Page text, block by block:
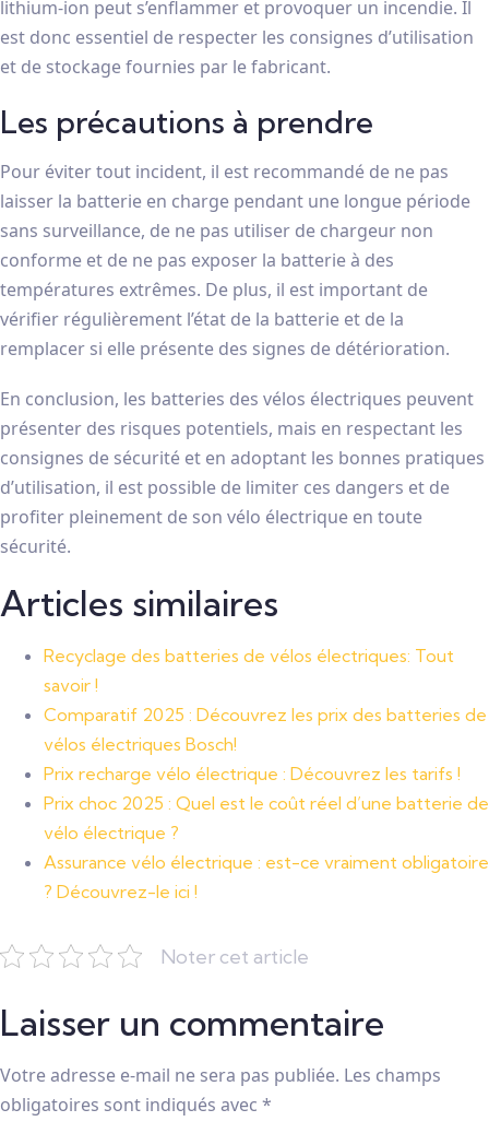
lithium-ion peut s’enflammer et provoquer un incendie. Il
est donc essentiel de respecter les consignes d’utilisation
et de stockage fournies par le fabricant.
Les précautions à prendre
Pour éviter tout incident, il est recommandé de ne pas
laisser la batterie en charge pendant une longue période
sans surveillance, de ne pas utiliser de chargeur non
conforme et de ne pas exposer la batterie à des
températures extrêmes. De plus, il est important de
vérifier régulièrement l’état de la batterie et de la
remplacer si elle présente des signes de détérioration.
En conclusion, les batteries des vélos électriques peuvent
présenter des risques potentiels, mais en respectant les
consignes de sécurité et en adoptant les bonnes pratiques
d’utilisation, il est possible de limiter ces dangers et de
profiter pleinement de son vélo électrique en toute
sécurité.
Articles similaires
Recyclage des batteries de vélos électriques: Tout
savoir !
Comparatif 2025 : Découvrez les prix des batteries de
vélos électriques Bosch!
Prix recharge vélo électrique : Découvrez les tarifs !
Prix choc 2025 : Quel est le coût réel d’une batterie de
vélo électrique ?
Assurance vélo électrique : est-ce vraiment obligatoire
? Découvrez-le ici !
Noter cet article
Laisser un commentaire
Votre adresse e-mail ne sera pas publiée. Les champs
obligatoires sont indiqués avec *